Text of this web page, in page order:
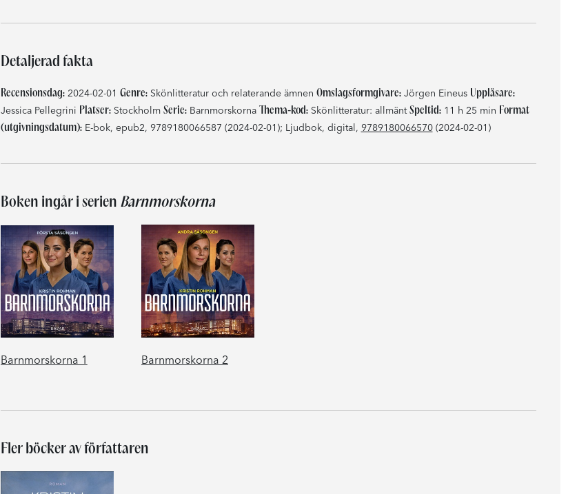
Detaljerad fakta
Recensionsdag:2024-02-01 Genre:Skönlitteratur och relaterande ämnen Omslagsformgivare:Jörgen Eineus Uppläsare:
Jessica Pellegrini Platser:Stockholm Serie:Barnmorskorna Thema-kod:Skönlitteratur: allmäntSpeltid:11 h 25 min Format
(utgivningsdatum):E-bok, epub2, 9789180066587 (2024-02-01); Ljudbok, digital, 9789180066570(2024-02-01)
Boken ingår i serien Barnmorskorna
Barnmorskorna 1 Barnmorskorna 2
Fler böcker av författaren